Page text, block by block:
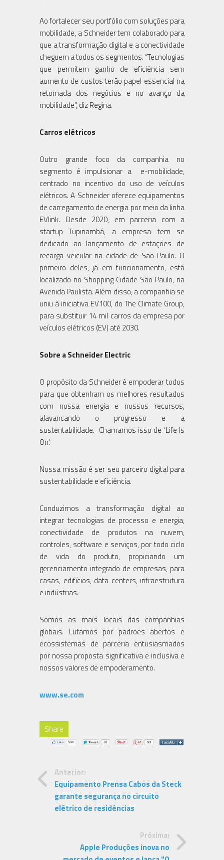
Ao fortalecer seu portfólio com soluções para
mobilidade, a Schneider tem colaborado para
que a transformação digital e a conectividade
cheguem a todos os segmentos. “Tecnologias
que permitem ganho de eficiência sem
aumento de custos terão papel essencial na
retomada dos negócios e no avanço da
mobilidade”, diz Regina.
Carros elétricos
Outro grande foco da companhia no
segmento é impulsionar a e-mobilidade,
centrado no incentivo do uso de veículos
elétricos. A Schneider oferece equipamentos
de carregamento de energia por meio da linha
EVlink. Desde 2020, em parceria com a
startup Tupinambá, a empresa tem se
dedicado ao lançamento de estações de
recarga veicular na cidade de São Paulo. O
primeiro deles, já em funcionamento, está
localizado no Shopping Cidade São Paulo, na
Avenida Paulista. Além disso, a companhia se
uniu à iniciativa EV100, do The Climate Group,
para substituir 14 mil carros da empresa por
veículos elétricos (EV) até 2030.
Sobre a Schneider Electric
O propósito da Schneider é empoderar todos
para que obtenham os melhores resultados
com nossa energia e nossos recursos,
alavancando o progresso e a
sustentabilidade. Chamamos isso de ‘Life Is
On’.
Nossa missão é ser seu parceiro digital para
sustentabilidade e eficiência.
Conduzimos a transformação digital ao
integrar tecnologias de processo e energia,
conectividade de produtos na nuvem,
controles, software e serviços, por todo ciclo
de vida do produto, propiciando um
gerenciamento integrado de empresas, para
casas, edifícios, data centers, infraestrutura
e indústrias.
Somos as mais locais das companhias
globais. Lutamos por padrões abertos e
ecossistemas de parceria entusiasmados
por nossa proposta significativa e inclusiva e
nossos valores de empoderamento.
www.se.com
Share
Anterior:
Equipamento Prensa Cabos da Steck
garante segurança no circuito
elétrico de residências
Próxima:
Apple Produções inova no